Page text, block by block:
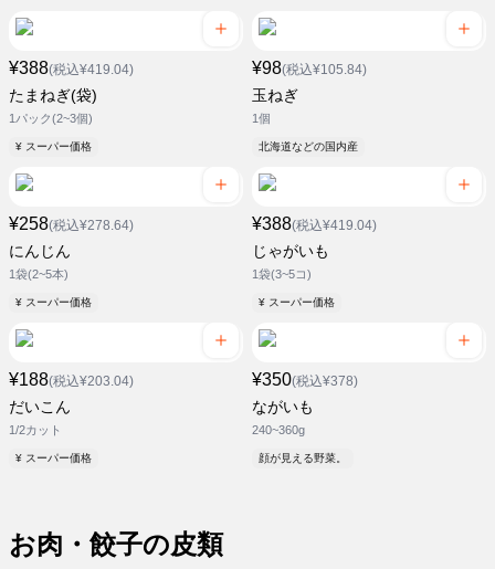
¥388(税込¥419.04)
たまねぎ(袋)
1パック(2~3個)
¥ スーパー価格
¥98(税込¥105.84)
玉ねぎ
1個
北海道などの国内産
¥258(税込¥278.64)
にんじん
1袋(2~5本)
¥ スーパー価格
¥388(税込¥419.04)
じゃがいも
1袋(3~5コ)
¥ スーパー価格
¥188(税込¥203.04)
だいこん
1/2カット
¥ スーパー価格
¥350(税込¥378)
ながいも
240~360g
顔が見える野菜。
お肉・餃子の皮類